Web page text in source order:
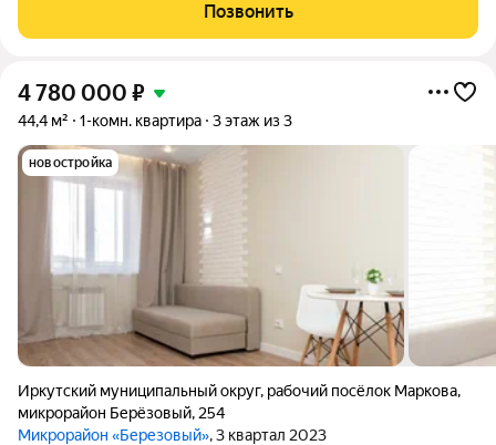
рядом с
Позвонить
4 780 000 ₽
44,4 м² 1-комн. квартира 3 этаж из 3
новостройка
Иркутский муниципальный округ, рабочий посёлок Маркова,
микрорайон Берёзовый, 254
Микрорайон «Березовый», 3 квартал 2023